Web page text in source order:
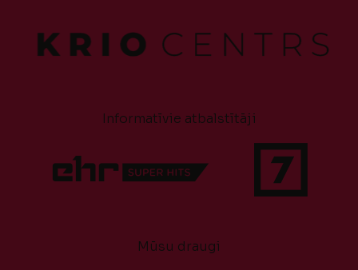
Informatīvie atbalstītāji
Mūsu draugi